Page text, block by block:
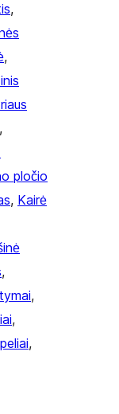
pločio
, Kairė